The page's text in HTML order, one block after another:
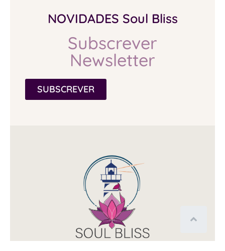
NOVIDADES Soul Bliss
Subscrever
Newsletter
SUBSCREVER